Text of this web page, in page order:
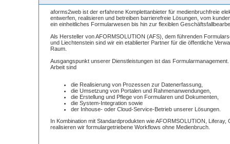
aforms2web ist der erfahrene Komplettanbieter für medienbruchfreie
entwerfen, realisieren und betreiben barrierefreie Lösungen, vom
ein einheitliches Formularwesen bis hin zur flexiblen
Als Hersteller von AFORMSOLUTION (AFS), dem führenden
und Liechtenstein sind wir ein etablierter Partner für die öffentliche
Raum.
Ausgangspunkt unserer Dienstleistungen ist das
Arbeit sind
die Realisierung von Prozessen zur Datenerfassung,
die Umsetzung von Portalen und Rahmenanwendungen,
die Erstellung und Pflege von Formularen und Dokumenten,
die System-Integration sowie
der Inhouse- oder Cloud-Service-Betrieb unserer Lösungen.
In Kombination mit Standardprodukten wie AFORMSOLUTION, Liferay,
realisieren wir formulargetriebene Workflows ohne Medienbruch.